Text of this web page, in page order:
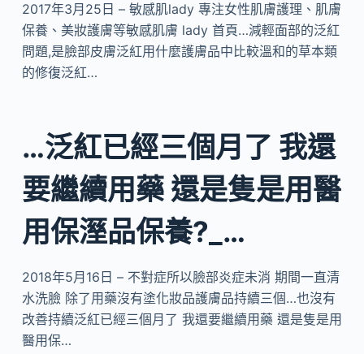
2017年3月25日 – 敏感肌lady 專注女性肌膚護理、肌膚
保養、美妝護膚等敏感肌膚 lady 首頁…減輕面部的泛紅
問題,是臉部皮膚泛紅用什麼護膚品中比較溫和的草本類
的修復泛紅…
…泛紅已經三個月了 我還
要繼續用藥 還是隻是用醫
用保溼品保養?_…
2018年5月16日 – 不對症所以臉部炎症未消 期間一直清
水洗臉 除了用藥沒有塗化妝品護膚品持續三個…也沒有
改善持續泛紅已經三個月了 我還要繼續用藥 還是隻是用
醫用保…